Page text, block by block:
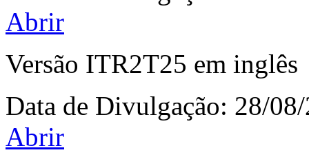
Abrir
Versão ITR2T25 em inglês
Data de Divulgação: 28/
Abrir